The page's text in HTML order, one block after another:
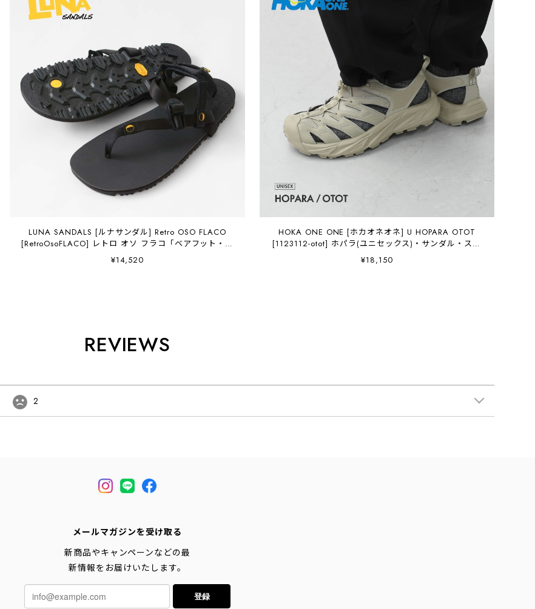
LUNA SANDALS [ルナサンダル] Retro OSO FLACO
[RetroOsoFLACO] レトロ オソ フラコ「ベアフット・ア
ウトドアサンダル・ストラップサンダル・ランニング・
トレイルランニング、キャンプ、旅行などに最適なスポ
¥14,520
HOKA ONE ONE [ホカオネオネ] U HOPARA OTOT
[1123112-otot] ホパラ(ユニセックス)・サンダル・スポ
ーツサンダル・マウンテンサンダル・アウトドア・軽
量・MEN'S / LADY'S [2026AW]
¥18,150
REVIEWS
2
メールマガジンを受け取る
新商品やキャンペーンなどの最
新情報をお届けいたします。
登録